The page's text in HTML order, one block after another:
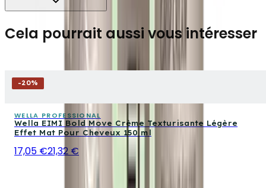
Cela pourrait aussi vous intéresser
-20%
WELLA PROFESSIONAL
Wella EIMI Bold Move Crème Texturisante Légère
Effet Mat Pour Cheveux 150 ml
17,05 €21,32 €